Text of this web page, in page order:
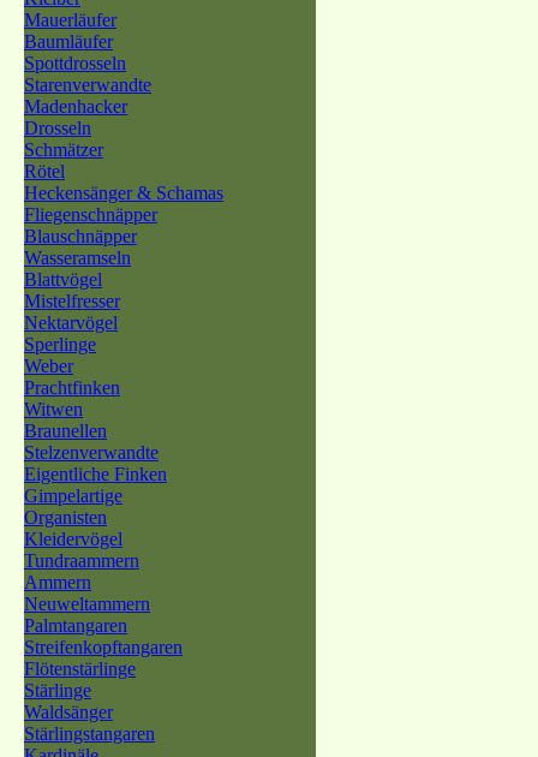
Mauerläufer
Baumläufer
Spottdrosseln
Starenverwandte
Madenhacker
Drosseln
Schmätzer
Rötel
Heckensänger & Schamas
Fliegenschnäpper
Blauschnäpper
Wasseramseln
Blattvögel
Mistelfresser
Nektarvögel
Sperlinge
Weber
Prachtfinken
Witwen
Braunellen
Stelzenverwandte
Eigentliche Finken
Gimpelartige
Organisten
Kleidervögel
Tundraammern
Ammern
Neuweltammern
Palmtangaren
Streifenkopftangaren
Flötenstärlinge
Stärlinge
Waldsänger
Stärlingstangaren